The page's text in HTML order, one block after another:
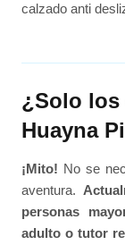
calzado anti
¿Solo los
Huayna
¡Mito! No se
aventura.
personas
adulto o tutor